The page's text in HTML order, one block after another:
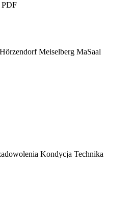
Meiselberg MaSaal
Kondycja Technika